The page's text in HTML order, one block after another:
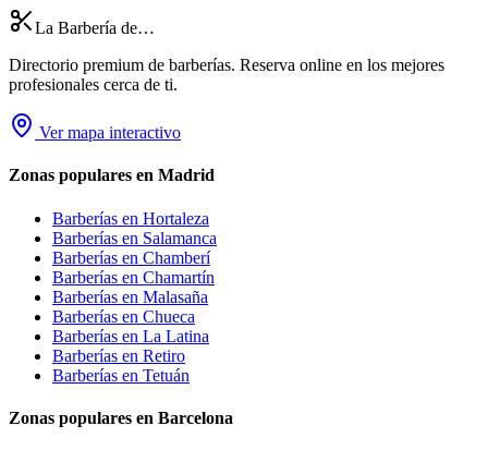
La Barbería de…
Directorio premium de barberías. Reserva online en los mejores
profesionales cerca de ti.
Ver mapa interactivo
Zonas populares en Madrid
Barberías en Hortaleza
Barberías en Salamanca
Barberías en Chamberí
Barberías en Chamartín
Barberías en Malasaña
Barberías en Chueca
Barberías en La Latina
Barberías en Retiro
Barberías en Tetuán
Zonas populares en Barcelona